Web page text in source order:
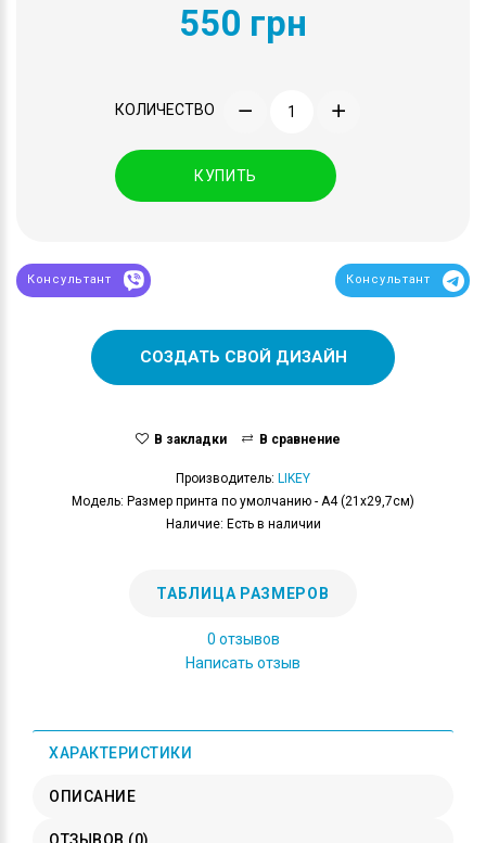
550 грн
КОЛИЧЕСТВО
КУПИТЬ
Консультант Консультант
СОЗДАТЬ СВОЙ ДИЗАЙН
В закладки В сравнение
Производитель: LIKEY
Модель: Размер принта по умолчанию - А4 (21x29,7см)
Наличие: Есть в наличии
ТАБЛИЦА РАЗМЕРОВ
0 отзывов
Написать отзыв
ХАРАКТЕРИСТИКИ
ОПИСАНИЕ
ОТЗЫВОВ (0)